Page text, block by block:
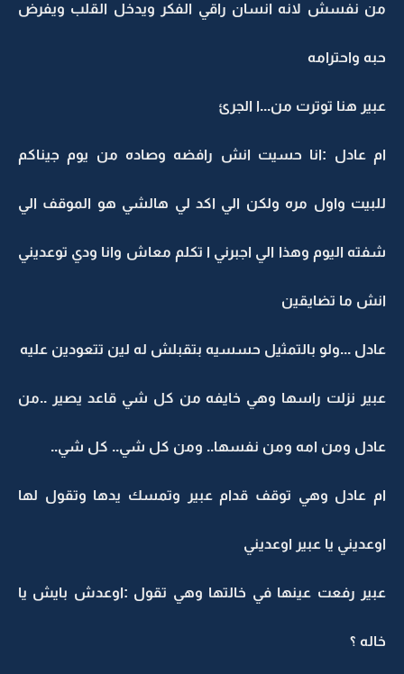
من نفسش لانه انسان راقي الفكر ويدخل القلب ويفرض
حبه واحترامه
عبير هنا توترت من...ا الجرئ
ام عادل :انا حسيت انش رافضه وصاده من يوم جيناكم
للبيت واول مره ولكن الي اكد لي هالشي هو الموقف الي
شفته اليوم وهذا الي اجبرني ا تكلم معاش وانا ودي توعديني
انش ما تضايقين
عادل ...ولو بالتمثيل حسسيه بتقبلش له لين تتعودين عليه
عبير نزلت راسها وهي خايفه من كل شي قاعد يصير ..من
عادل ومن امه ومن نفسها.. ومن كل شي.. كل شي..
ام عادل وهي توقف قدام عبير وتمسك يدها وتقول لها
اوعديني يا عبير اوعديني
عبير رفعت عينها في خالتها وهي تقول :اوعدش بايش يا
خاله ؟